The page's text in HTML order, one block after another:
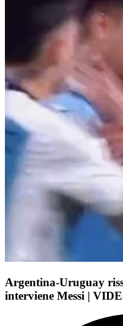
Argentina-Uruguay
interviene Messi |